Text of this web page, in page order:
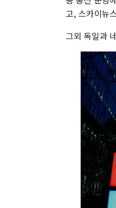
고, 스카이뉴
그외 독일과